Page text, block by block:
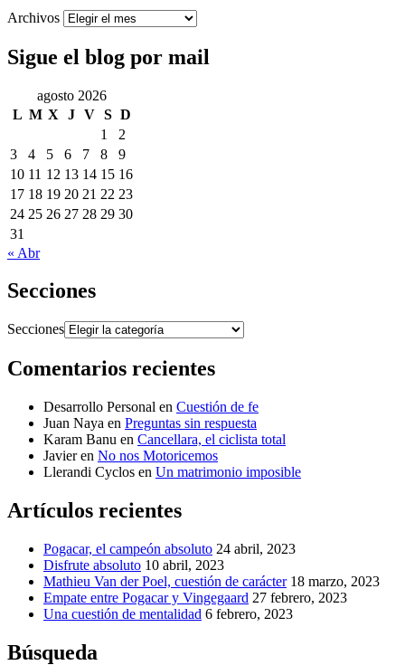
Archivos
Sigue el blog por mail
agosto 2026
L M X J V S D
1
2
3
4 5 6 7 8
9
10 11 12 13 14 15 16
17 18 19 20 21 22 23
24 25 26 27 28 29 30
31
« Abr
Secciones
Secciones
Comentarios recientes
Desarrollo Personal en Cuestión de fe
Juan Naya en Preguntas sin respuesta
Karam Banu en Cancellara, el ciclista total
Javieren No nos Motoricemos
Llerandi Cyclos en Un matrimonio imposible
Artículos recientes
Pogacar, el campeón absoluto 24 abril, 2023
Disfrute absoluto 10 abril, 2023
Mathieu Van der Poel, cuestión de carácter 18 marzo, 2023
Empate entre Pogacar y Vingegaard 27 febrero, 2023
Una cuestión de mentalidad 6 febrero, 2023
Búsqueda